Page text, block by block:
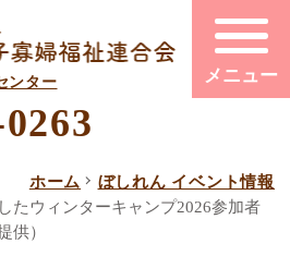
ンター
ホーム
ぼしれん イベント情報
たウィンターキャンプ2026参加者
供）